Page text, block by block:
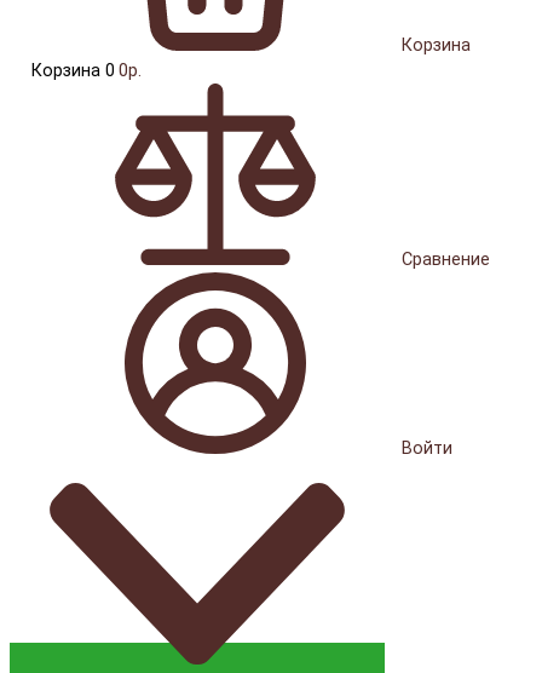
Корзина
Корзина 0 0р.
Сравнение
Войти